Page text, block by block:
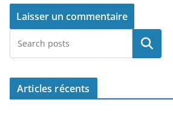
Rechercher
Articles récents